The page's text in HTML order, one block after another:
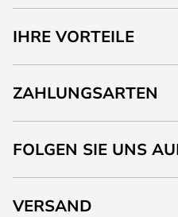
IHRE VORTEILE
ZAHLUNGSARTEN
FOLGEN SIE UNS
VERSAND